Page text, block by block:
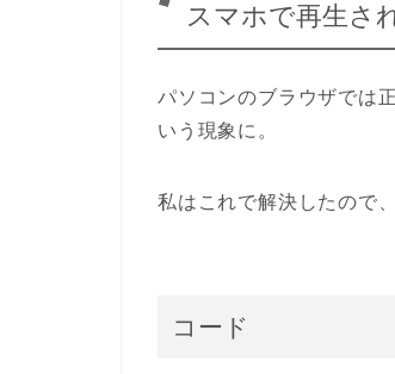
スマホで再生さ
パソコンのブラウザでは
いう現象に。
私はこれで解決したので
コード